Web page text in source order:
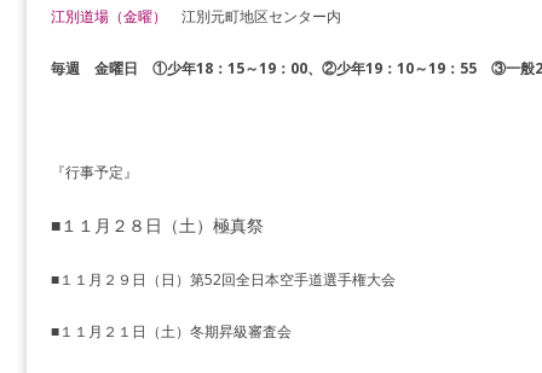
江別道場（金曜） 江別元町地区センター内
毎週 金曜日 ①少年18：15～19：00、②少年19：10～19：55 ③一般
『行事予定』
■１１月２８日（土）極真祭
■１１月２９日（日）第52回全日本空手道選手権大会
■１１月２１日（土）冬期昇級審査会